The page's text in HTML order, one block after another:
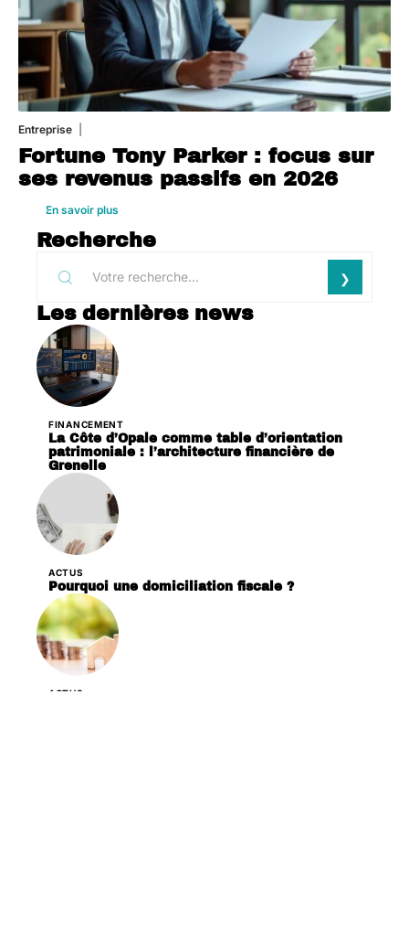
Entreprise
Fortune Tony Parker : focus sur
ses revenus passifs en 2026
En savoir plus
Recherche
Les dernières news
FINANCEMENT
La Côte d’Opale comme table d’orientation
patrimoniale : l’architecture financière de
Grenelle
ACTUS
Pourquoi une domiciliation fiscale ?
ACTUS